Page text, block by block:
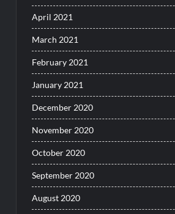
April 2021
March 2021
February 2021
January 2021
December 2020
November 2020
October 2020
September 2020
August 2020